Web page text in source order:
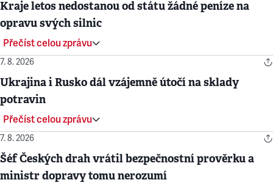
Kraje letos nedostanou od státu žádné peníze na
opravu svých silnic
Přečíst celou zprávu
7. 8. 2026
Ukrajina i Rusko dál vzájemně útočí na sklady
potravin
Přečíst celou zprávu
7. 8. 2026
Šéf Českých drah vrátil bezpečnostní prověrku a
ministr dopravy tomu nerozumí